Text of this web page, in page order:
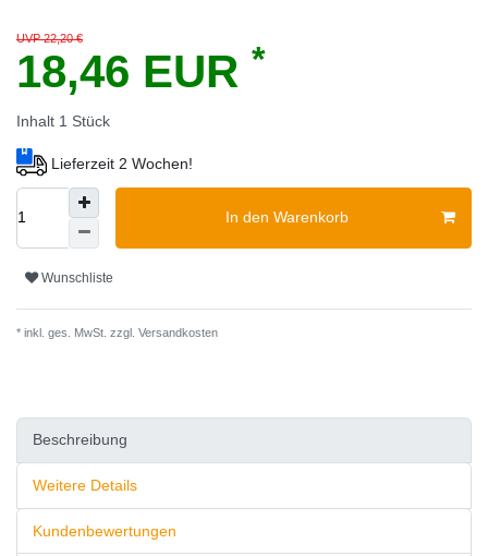
UVP 22,20 €
18,46 EUR *
Inhalt 1 Stück
Lieferzeit 2 Wochen!
In den Warenkorb
Wunschliste
* inkl. ges. MwSt. zzgl. Versandkosten
Beschreibung
Weitere Details
Kundenbewertungen